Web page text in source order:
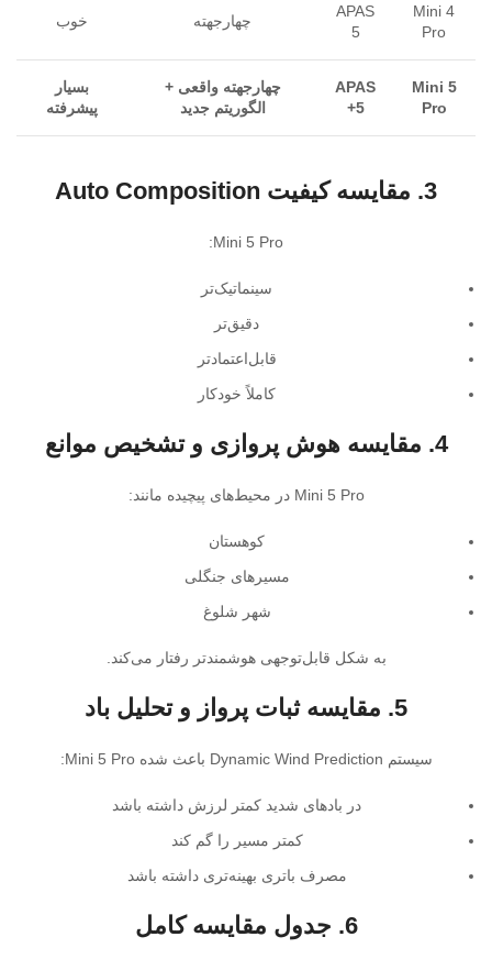
Mini 4
Pro
APAS
5
چهارجهته خوب
Mini 5
Pro
APAS
5+
چهارجهته واقعی +
الگوریتم جدید
بسیار
پیشرفته
3. مقایسه کیفیت Auto Composition
Mini 5 Pro:
سینماتیک‌تر
دقیق‌تر
قابل‌اعتمادتر
کاملاً خودکار
4. مقایسه هوش پروازی و تشخیص موانع
Mini 5 Pro در محیط‌های پیچیده مانند:
کوهستان
مسیرهای جنگلی
شهر شلوغ
به شکل قابل‌توجهی هوشمندتر رفتار می‌کند.
5. مقایسه ثبات پرواز و تحلیل باد
سیستم Dynamic Wind Prediction باعث شده Mini 5 Pro:
در بادهای شدید کمتر لرزش داشته باشد
کمتر مسیر را گم کند
مصرف باتری بهینه‌تری داشته باشد
6. جدول مقایسه کامل